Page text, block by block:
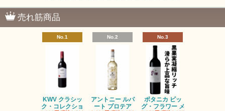
売れ筋商品
No.1
KWV クラシッ
ク・コレクショ
No.2
アントニー ルパ
ート プロテア
No.3
ボタニカ ビッ
グ・フラワー メ